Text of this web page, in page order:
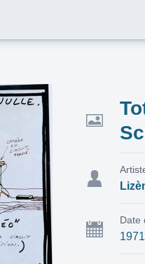
1971
Date